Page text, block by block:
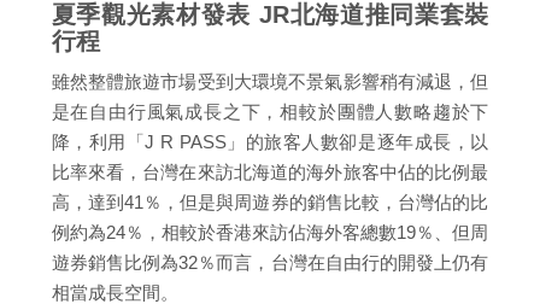
夏季觀光素材發表 JR北海道推同業套裝
行程
雖然整體旅遊市場受到大環境不景氣影響稍有減退，但
是在自由行風氣成長之下，相較於團體人數略趨於下
降，利用「J R PASS」的旅客人數卻是逐年成長，以
比率來看，台灣在來訪北海道的海外旅客中佔的比例最
高，達到41％，但是與周遊券的銷售比較，台灣佔的比
例約為24％，相較於香港來訪佔海外客總數19％、但周
遊券銷售比例為32％而言，台灣在自由行的開發上仍有
相當成長空間。